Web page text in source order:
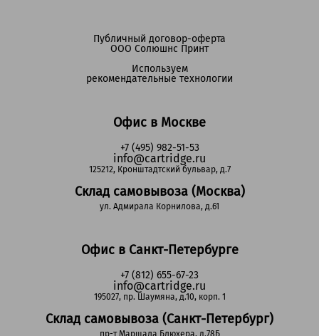
Офис в Москве
+7 (495) 982-51-53
info@cartridge.ru
125212, Кронштадтский бульвар, д.7
Склад самовывоза (Москва)
ул. Адмирала Корнилова, д.61
Офис в Санкт-Петербурге
+7 (812) 655-67-23
info@cartridge.ru
195027, пр. Шаумяна, д.10, корп. 1
Склад самовывоза (Санкт-Петербург)
пр-т Маршала Блюхера, д.78Б
Публичный договор-оферта
ООО Солюшнс Принт
Используем
рекомендательные технологии